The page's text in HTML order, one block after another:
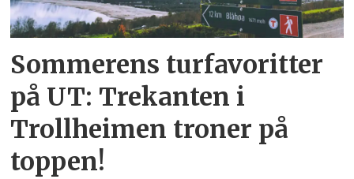
Sommerens turfavoritter
på UT: Trekanten i
Trollheimen troner på
toppen!